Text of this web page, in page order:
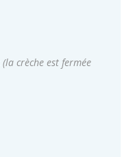
(la crèche est fermée